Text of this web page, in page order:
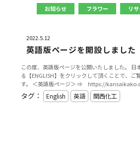
お知らせ フラワー リ
2022.5.12
英語版ページを開設しました
この度、英語版ページを公開いたしました。 日
る【ENGLISH】をクリックして頂くことで、ご
す。 ＜英語版ページ＞ ⇒ https://
タグ： English 英語 関西化工